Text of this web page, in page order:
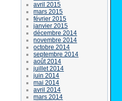
avril 2015
mars 2015
février 2015
janvier 2015
décembre 2014
novembre 2014
octobre 2014
septembre 2014
août 2014
juillet 2014
juin 2014
mai 2014
avril 2014
mars 2014